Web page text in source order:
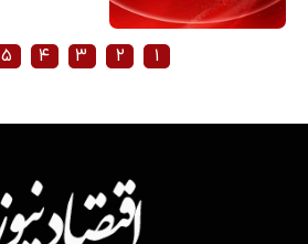
۱ ۲ ۳ ۴ ۵